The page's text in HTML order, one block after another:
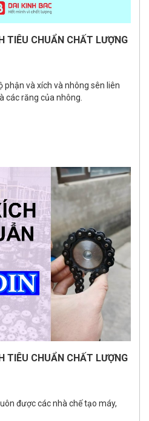
TIÊU CHUẨN CHẤT LƯỢNG
phận và xích và nhông sên liên
các răng của nhông.
TIÊU CHUẨN CHẤT LƯỢNG
được các nhà chế tạo máy,